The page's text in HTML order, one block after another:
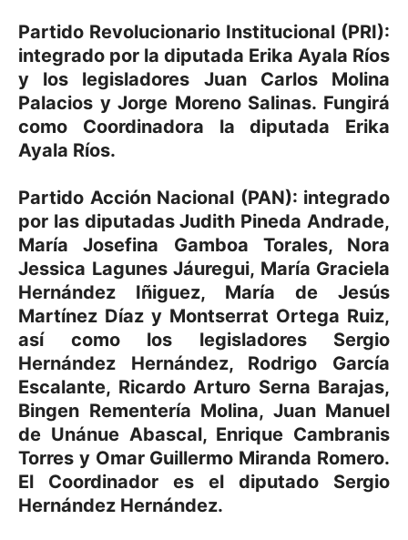
Partido Revolucionario Institucional (PRI):
integrado por la diputada Erika Ayala Ríos
y los legisladores Juan Carlos Molina
Palacios y Jorge Moreno Salinas. Fungirá
como Coordinadora la diputada Erika
Ayala Ríos.
Partido Acción Nacional (PAN): integrado
por las diputadas Judith Pineda Andrade,
María Josefina Gamboa Torales, Nora
Jessica Lagunes Jáuregui, María Graciela
Hernández Iñiguez, María de Jesús
Martínez Díaz y Montserrat Ortega Ruiz,
así como los legisladores Sergio
Hernández Hernández, Rodrigo García
Escalante, Ricardo Arturo Serna Barajas,
Bingen Rementería Molina, Juan Manuel
de Unánue Abascal, Enrique Cambranis
Torres y Omar Guillermo Miranda Romero.
El Coordinador es el diputado Sergio
Hernández Hernández.